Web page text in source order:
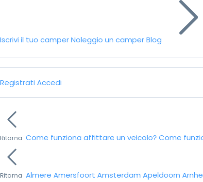
Iscrivi il tuo camperNoleggio un camperBlog
Registrati Accedi
Ritorna Come funziona affittare un veicolo? Come
Ritorna Almere Amersfoort Amsterdam Apeldoorn